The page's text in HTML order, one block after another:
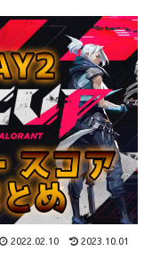
2022.02.10 2023.10.01